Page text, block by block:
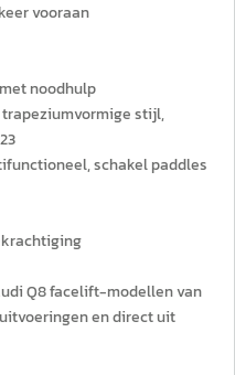
vooraan
noodhulp
trapeziumvormige stijl,
schakel paddles
Q8 facelift-modellen van
en direct uit